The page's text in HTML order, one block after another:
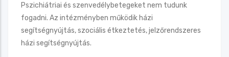
Pszichiátriai és szenvedélybetegeket nem tudunk
fogadni. Az intézményben működik házi
segítségnyújtás, szociális étkeztetés, jelzőrendszeres
házi segítségnyújtás.